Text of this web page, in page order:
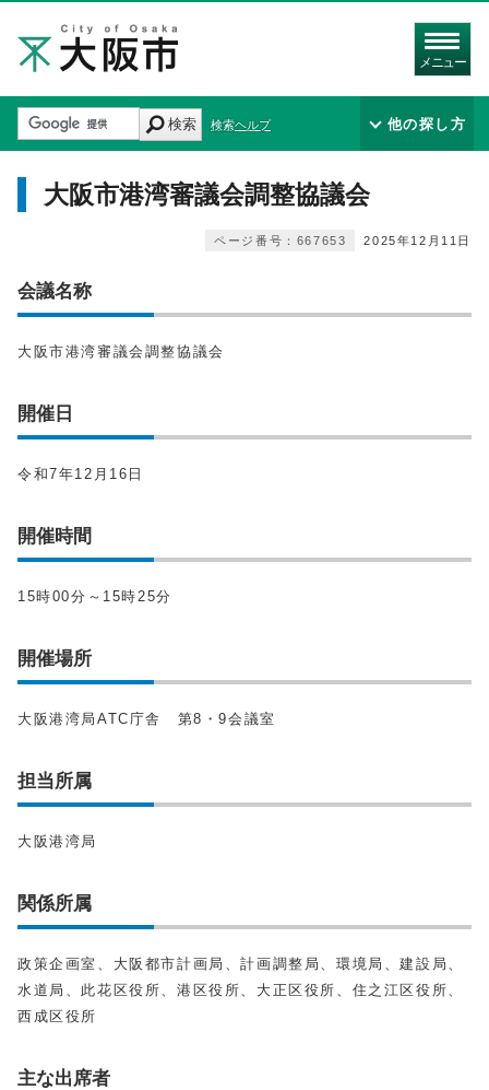
メニュー
検索 検索ヘルプ 他の探し方
⼤阪市港湾審議会調整協議会
2025年12月11日
ページ番号：667653
会議名称
⼤阪市港湾審議会調整協議会
開催日
令和7年12月16日
開催時間
15時00分～15時25分
開催場所
⼤阪港湾局ATC庁舎 第8・9会議室
担当所属
⼤阪港湾局
関係所属
政策企画室、⼤阪都市計画局、計画調整局、環境局、建設局、
⽔道局、此花区役所、港区役所、⼤正区役所、住之江区役所、
⻄成区役所
主な出席者